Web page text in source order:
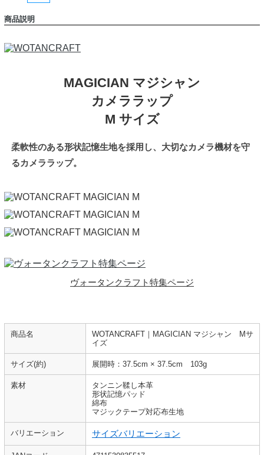
商品説明
MAGICIAN マジシャン
カメララップ
M サイズ
柔軟性のある形状記憶生地を採用し、大切なカメラ機材を守
るカメララップ。
ヴォータンクラフト特集ページ
商品名
WOTANCRAFT｜MAGICIAN マジシャン Mサ
イズ
サイズ(約) 展開時：37.5cm × 37.5cm 103g
素材
タンニン鞣し本革
形状記憶パッド
綿布
マジックテープ対応布生地
バリエーション サイズバリエーション